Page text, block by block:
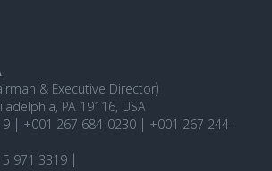
& Executive Director)
PA 19116, USA
| +001 267 684-0230 | +001 267 244-
971 3319 |